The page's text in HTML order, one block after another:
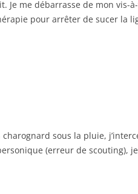
Je me débarrasse de mon vis-
pour arrêter de sucer la
charognard sous la pluie,
(erreur de scouting),